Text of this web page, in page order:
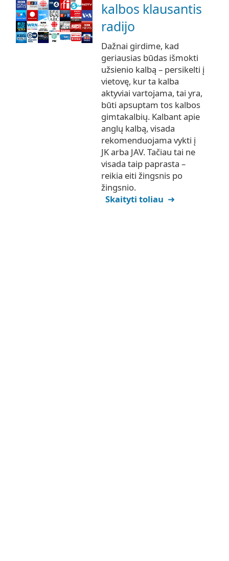
kalbos klausantis
radijo
Dažnai girdime, kad
geriausias būdas išmokti
užsienio kalbą – persikelti į
vietovę, kur ta kalba
aktyviai vartojama, tai yra,
būti apsuptam tos kalbos
gimtakalbių. Kalbant apie
anglų kalbą, visada
rekomenduojama vykti į
JK arba JAV. Tačiau tai ne
visada taip paprasta –
reikia eiti žingsnis po
žingsnio.
Skaityti toliau